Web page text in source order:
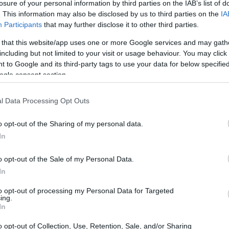
of your personal information by third parties on the IAB’s list of
This information may also be disclosed by us to third parties on the
Participants that may further disclose it to other third parties.
that this website/app uses one or more Google services and may
but not limited to your visit or usage behaviour. You may
to Google and its third-party tags to use your data for below
consent section.
Data Processing Opt Outs
opt-out of the Sharing of my personal data.
opt-out of the Sale of my Personal Data.
opt-out of processing my Personal Data for Targeted
opt-out of Collection, Use, Retention, Sale, and/or Sharing
Ανάκαμψης τα τελευταία χρόνια,
η οποία προσελκύει ξένα κεφάλαια για
ότι προϋπόθεση για την επιτυχή
η διατήρηση μίας πειθαρχημένης
σημείωσε ότι αρχίζουμε να
που κατεβλήθη όλα τα
ότι το τελευταίο διάστημα όλο και
διατεθειμένοι να τοποθετήσουν ίδια
παράδειγμα τις πρόσφατες
Credia Bank, αλλά και την ΑΜΚ της
09:45